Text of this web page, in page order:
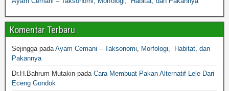
Komentar Terbaru
SejinggapadaAyam Cemani – Taksonomi, Morfologi, Habitat, dan
Pakannya
Dr.H.Bahrum Mutakin pada Cara Membuat Pakan Alternatif Lele Dari
Eceng Gondok